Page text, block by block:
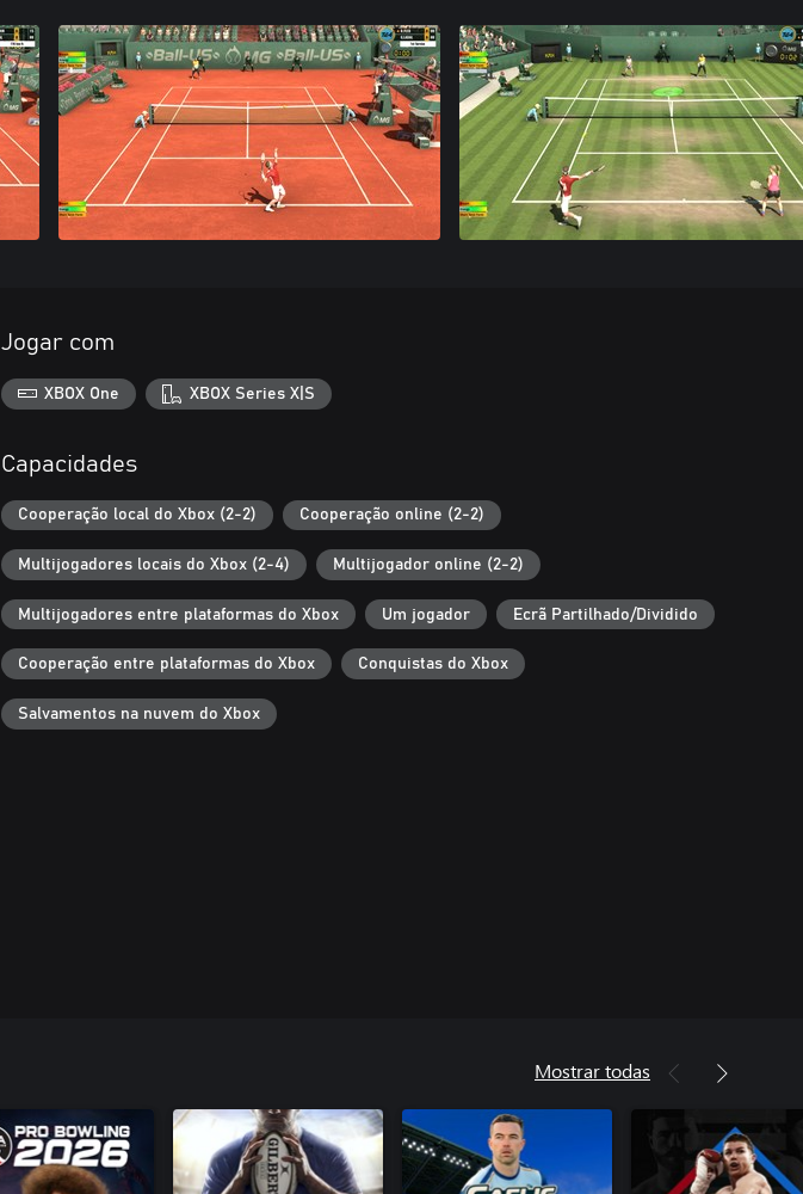
Jogar com
XBOX One XBOX Series X|S
Capacidades
Cooperação local do Xbox (2-2) Cooperação online (2-2)
Multijogadores locais do Xbox (2-4) Multijogador online (2-2)
Multijogadores entre plataformas do Xbox Um jogador Ecrã Partilhado/Dividido
Cooperação entre plataformas do Xbox Conquistas do Xbox
Salvamentos na nuvem do Xbox
Mostrar todas